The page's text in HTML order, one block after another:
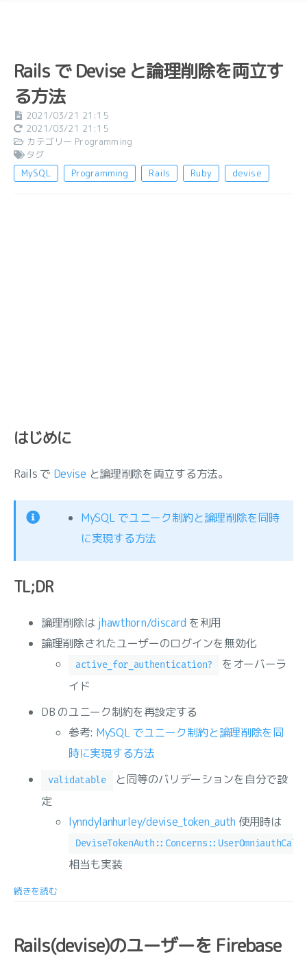
Rails で Devise と論理削除を両立す
る方法
2021/03/21 21:15
2021/03/21 21:15
カテゴリー Programming
タグ
MySQL
Programming Rails Ruby devise
はじめに
Rails で Devise と論理削除を両立する方法。
MySQL でユニーク制約と論理削除を同時
に実現する方法
TL;DR
論理削除は jhawthorn/discard を利用
論理削除されたユーザーのログインを無効化
active_for_authentication?
をオーバーラ
イド
DB のユニーク制約を再設定する
参考: MySQL でユニーク制約と論理削除を同
時に実現する方法
validatable
と同等のバリデーションを自分で設
定
lynndylanhurley/devise_token_auth 使用時は
相当も実装
続きを読む
Rails(devise)のユーザーを Firebase